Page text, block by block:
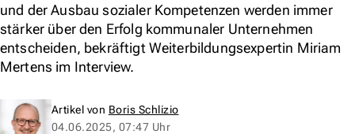
und der Ausbau sozialer Kompetenzen werden immer
stärker über den Erfolg kommunaler Unternehmen
entscheiden, bekräftigt Weiterbildungsexpertin Miriam
Mertens im Interview.
Artikel von Boris Schlizio
04.06.2025, 07:47 Uhr